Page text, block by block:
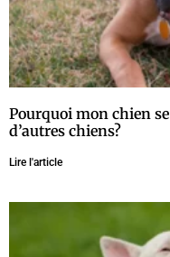
Pourquoi mon chien
d’autres chiens?
Lire l'article